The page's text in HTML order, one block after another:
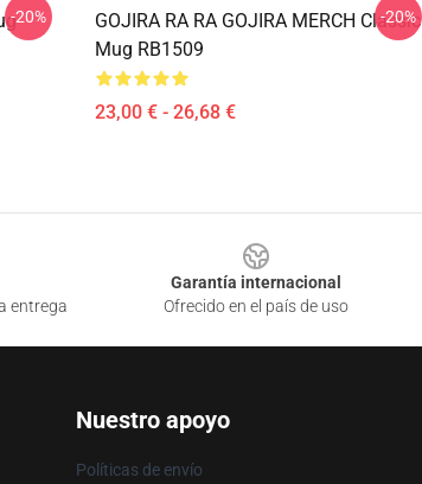
-20%
GOJIRA RA RA GOJIRA MERCH Classic
Mug RB1509
23,00 € - 26,68 €
-20%
entrega
Garantía internacional
Ofrecido en el país de uso
Nuestro apoyo
Políticas de envío